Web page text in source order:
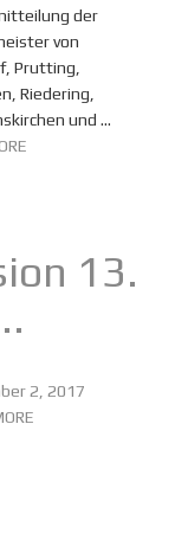
der
von
Prutting,
Riedering,
und ...
13.
2, 2017